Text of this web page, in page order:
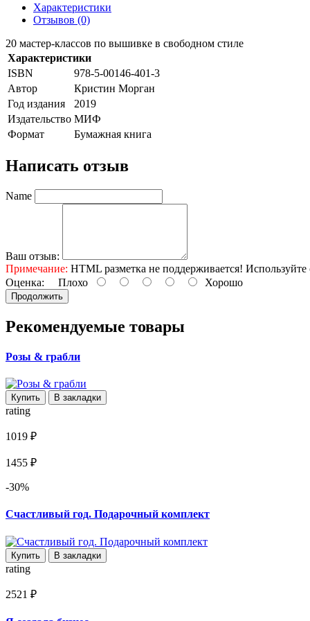
Характеристики
Отзывов (0)
20 мастер-классов по вышивке в свободном стиле
Характеристики
ISBN
978-5-00146-401-3
Автор
Кристин Морган
Год издания
2019
Издательство МИФ
Формат
Бумажная книга
Написать отзыв
Name
Ваш отзыв:
Примечание: HTML разметка не поддерживается!
Оценка: Плохо Хорошо
Продолжить
Рекомендуемые товары
Розы & грабли
Купить В закладки
rating
1019 ₽
1455 ₽
-30%
Счастливый год. Подарочный комплект
Купить В закладки
rating
2521 ₽